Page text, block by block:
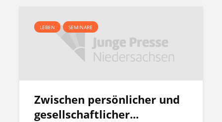
LEBEN SEMINARE
Zwischen persönlicher und
gesellschaftlicher...